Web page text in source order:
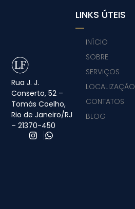
Rua J. J.
Conserto, 52 –
Tomás Coelho,
Rio de Janeiro/RJ
– 21370-450
LINKS ÚTEIS
INÍCIO
SOBRE
SERVIÇOS
LOCALIZAÇÃO
CONTATOS
BLOG